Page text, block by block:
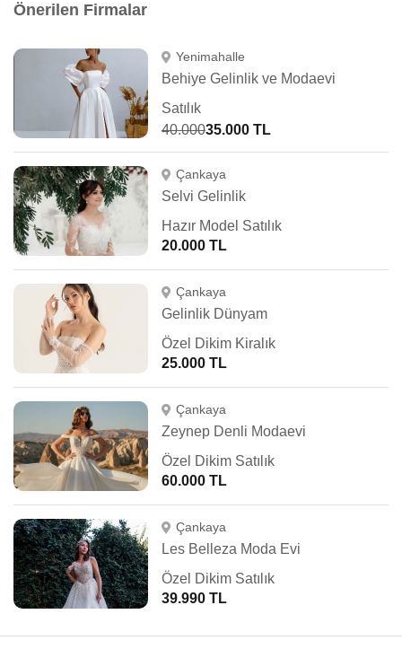
Önerilen Firmalar
Yenimahalle
Behiye Gelinlik ve Modaevi
Satılık
40.00035.000 TL
Çankaya
Selvi Gelinlik
Hazır Model Satılık
20.000 TL
Çankaya
Gelinlik Dünyam
Özel Dikim Kiralık
25.000 TL
Çankaya
Zeynep Denli Modaevi
Özel Dikim Satılık
60.000 TL
Çankaya
Les Belleza Moda Evi
Özel Dikim Satılık
39.990 TL